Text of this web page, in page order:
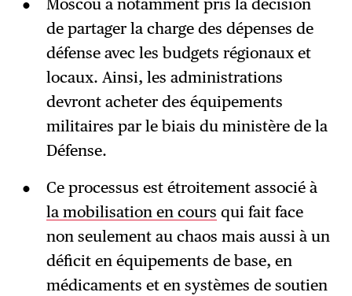
Moscou a notamment pris la décision
de partager la charge des dépenses de
défense avec les budgets régionaux et
locaux. Ainsi, les administrations
devront acheter des équipements
militaires par le biais du ministère de la
Défense.
Ce processus est étroitement associé à
la mobilisation en cours qui fait face
non seulement au chaos mais aussi à un
déficit en équipements de base, en
médicaments et en systèmes de soutien